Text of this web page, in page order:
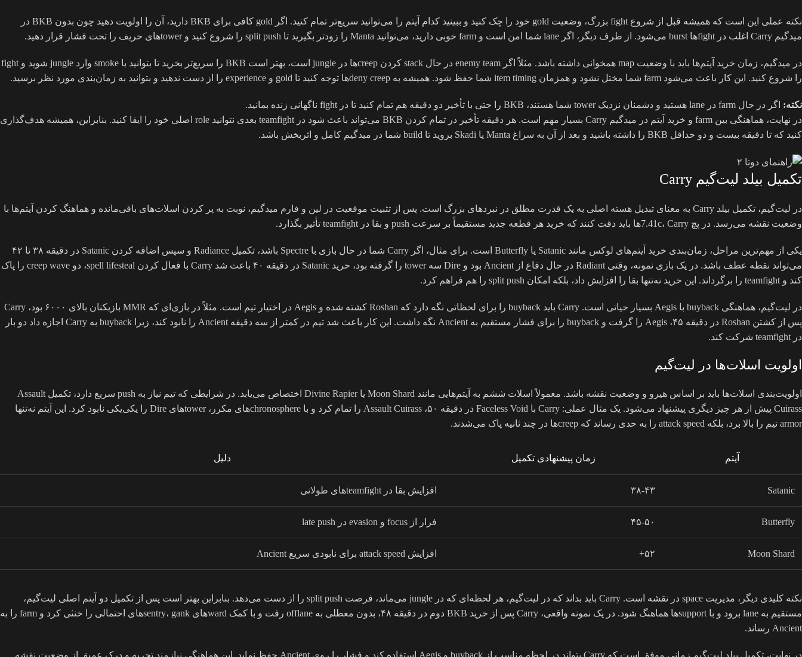
نکته عملی این است که همیشه قبل از شروع fight بزرگ، وضعیت gold خود را چک کنید و ببینید کدام آیتم را می‌توانید سریع‌تر تمام کنید. اگر gold کافی برای BKB دارید، آن را اولویت دهید چون بدون BKB در
میدگیم Carry اغلب در fightها burst می‌شود. از طرف دیگر، اگر lane شما امن است و farm خوبی دارید، می‌توانید Manta را زودتر بگیرید تا split push را شروع کنید و towerهای حریف را تحت فشار قرار دهید.
در میدگیم، زمان خرید آیتم‌ها باید با وضعیت map همخوانی داشته باشد. مثلاً اگر enemy team در حال stack کردن creepها در jungle است، بهتر است BKB را سریع‌تر بخرید تا بتوانید با smoke وارد jungle شوید و fight
را شروع کنید. این کار باعث می‌شود farm شما مختل نشود و همزمان item timing شما حفظ شود. همیشه به deny creepها توجه کنید تا gold و experience را از دست ندهید و بتوانید به زمان‌بندی مورد نظر برسید.
نکته: اگر در حال farm در lane هستید و دشمنان نزدیک tower شما هستند، BKB را حتی با تأخیر دو دقیقه هم تمام کنید تا در fight ناگهانی زنده بمانید.
در نهایت، هماهنگی بین farm و خرید آیتم در میدگیم Carry بسیار مهم است. هر دقیقه تأخیر در تمام کردن BKB می‌تواند باعث شود در teamfight بعدی نتوانید role اصلی خود را ایفا کنید. بنابراین، همیشه هدف‌گذاری
کنید که تا دقیقه بیست و دو حداقل BKB را داشته باشید و بعد از آن به سراغ Manta یا Skadi بروید تا build شما در میدگیم کامل و اثربخش باشد.
تکمیل بیلد لیت‌گیم Carry
در لیت‌گیم، تکمیل بیلد Carry به معنای تبدیل هسته اصلی به یک قدرت مطلق در نبردهای بزرگ است. پس از تثبیت موقعیت در لین و فارم میدگیم، نوبت به پر کردن اسلات‌های باقی‌مانده و هماهنگ کردن آیتم‌ها با
وضعیت نقشه می‌رسد. در پچ 7.41c، Carryها باید دقت کنند که خرید هر قطعه جدید مستقیماً بر سرعت push و بقا در teamfight تأثیر بگذارد.
یکی از مهم‌ترین مراحل، زمان‌بندی خرید آیتم‌های لوکس مانند Satanic یا Butterfly است. برای مثال، اگر Carry شما در حال بازی با Spectre باشد، تکمیل Radiance و سپس اضافه کردن Satanic در دقیقه ۳۸ تا ۴۲
می‌تواند نقطه عطف باشد. در یک بازی نمونه، وقتی Radiant در حال دفاع از Ancient بود و Dire سه tower را گرفته بود، خرید Satanic در دقیقه ۴۰ باعث شد Carry با فعال کردن spell lifesteal، دو creep wave را پاک
کند و teamfight را برگرداند. این خرید نه‌تنها بقا را افزایش داد، بلکه امکان split push را هم فراهم کرد.
در لیت‌گیم، هماهنگی buyback با Aegis بسیار حیاتی است. Carry باید buyback را برای لحظاتی نگه دارد که Roshan کشته شده و Aegis در اختیار تیم است. مثلاً در بازی‌ای که MMR بازیکنان بالای ۶۰۰۰ بود، Carry
پس از کشتن Roshan در دقیقه ۴۵، Aegis را گرفت و buyback را برای فشار مستقیم به Ancient نگه داشت. این کار باعث شد تیم در کمتر از سه دقیقه Ancient را نابود کند، زیرا buyback به Carry اجازه داد دو بار
در teamfight شرکت کند.
اولویت اسلات‌ها در لیت‌گیم
اولویت‌بندی اسلات‌ها باید بر اساس هیرو و وضعیت نقشه باشد. معمولاً اسلات ششم به آیتم‌هایی مانند Moon Shard یا Divine Rapier اختصاص می‌یابد. در شرایطی که تیم نیاز به push سریع دارد، تکمیل Assault
Cuirass پیش از هر چیز دیگری پیشنهاد می‌شود. یک مثال عملی: Carry با Faceless Void در دقیقه ۵۰، Assault Cuirass را تمام کرد و با chronosphereهای مکرر، towerهای Dire را یکی‌یکی نابود کرد. این آیتم نه‌تنها
armor تیم را بالا برد، بلکه attack speed را به حدی رساند که creepها در چند ثانیه پاک می‌شدند.
آیتم زمان پیشنهادی تکمیل دلیل
Satanic ۳۸-۴۳ افزایش بقا در teamfightهای طولانی
Butterfly ۴۵-۵۰ فرار از focus و evasion در late push
Moon Shard ۵۲+ افزایش attack speed برای نابودی سریع Ancient
نکته کلیدی دیگر، مدیریت space در نقشه است. Carry باید بداند که در لیت‌گیم، هر لحظه‌ای که در jungle می‌ماند، فرصت split push را از دست می‌دهد. بنابراین بهتر است پس از تکمیل دو آیتم اصلی لیت‌گیم،
مستقیم به lane برود و با supportها هماهنگ شود. در یک نمونه واقعی، Carry پس از خرید BKB دوم در دقیقه ۴۸، بدون معطلی به offlane رفت و با کمک wardهای sentry، gankهای احتمالی را خنثی کرد و farm را به
Ancient رساند.